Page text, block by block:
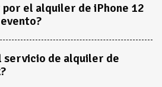
el alquiler de iPhone 12
servicio de alquiler de